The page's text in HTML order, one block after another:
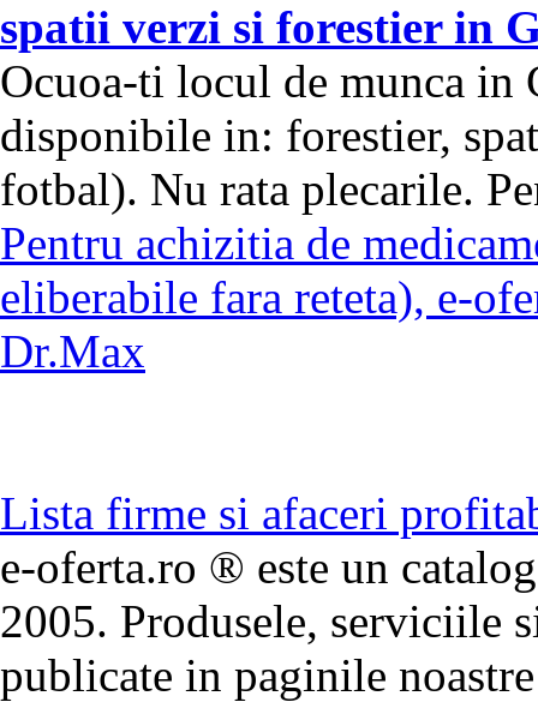
spatii verzi si forestier in
Ocuoa-ti locul de munca in
disponibile in: forestier,
fotbal). Nu rata plecarile.
Pentru achizitia de
eliberabile fara reteta), e-
Dr.Max
Lista firme si afaceri
e-oferta.ro ® este un
2005. Produsele, serviciile
publicate in paginile